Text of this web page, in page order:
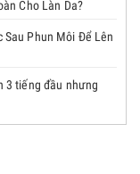
Cho Làn Da?
Sau Phun Môi Để Lên
3 tiếng đầu nhưng